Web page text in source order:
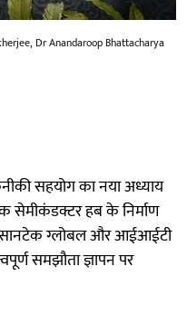
Dr Anandaroop Bhattacharya
सहयोग का नया अध्याय
सेमीकंडक्टर हब के निर्माण
ग्लोबल और आईआईटी
समझौता ज्ञापन पर